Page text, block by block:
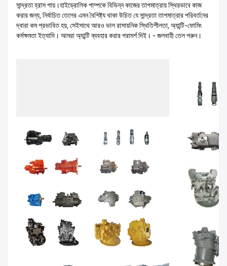
সান্দ্রতা হ্রাস পায়।হাইড্রোলিক পাম্পকে বিভিন্ন কাজের তাপমাত্রায় স্থিরভাবে কাজ
করার জন্য, নির্বাচিত তেলের এমন বৈশিষ্ট্য থাকা উচিত যে সান্দ্রতা তাপমাত্রার পরিবর্তনের
দ্বারা কম প্রভাবিত হয়, সেইসাথে আরও ভাল রাসায়নিক স্থিতিশীলতা, অ্যান্টি-ফোমিং
কর্মক্ষমতা ইত্যাদি। আমরা অ্যান্টি ব্যবহার করার পরামর্শ দিই। - জলবাহী তেল পরুন।